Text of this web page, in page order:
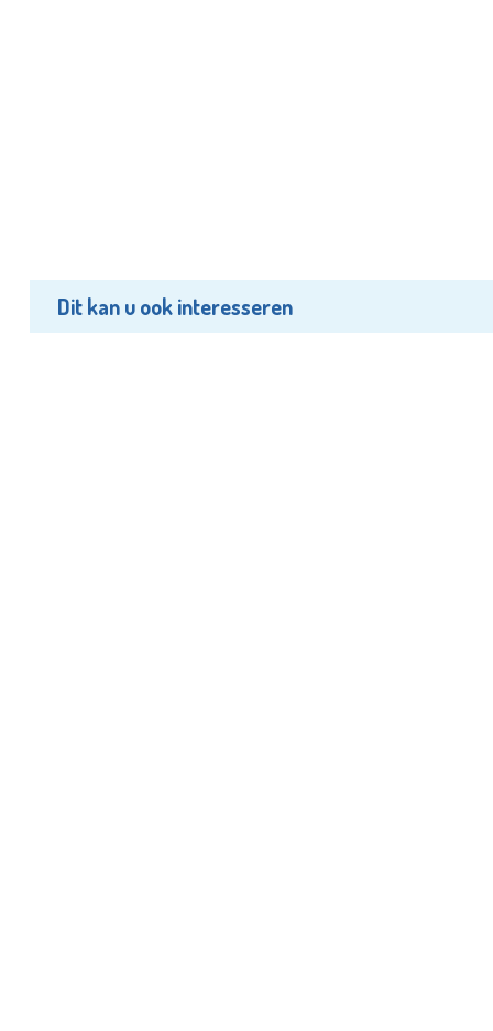
Dit kan u ook interesseren